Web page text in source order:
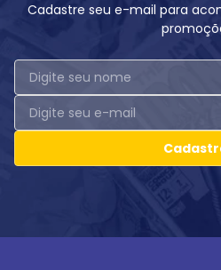
Cadastre seu e-mail para